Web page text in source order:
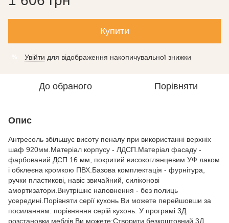
Купити
Увійти для відображення накопичувальної знижки
До обраного Порівняти
Опис
Антресоль збільшує висоту пеналу при використанні верхніх
шаф 920мм.Матеріал корпусу - ЛДСП.Матеріал фасаду -
фарбований ДСП 16 мм, покритий високоглянцевим УФ лаком
і обклеєна кромкою ПВХ.Базова комплектація - фурнітура,
ручки пластикові, навіс звичайний, силіконові
амортизатори.Внутрішнє наповнення - без полиць
усередині.Порівняти серії кухонь Ви можете перейшовши за
посиланням: порівняння серій кухонь. У програмі 3Д
розстановки меблів Ви можете:Створити безкоштовний 3Д